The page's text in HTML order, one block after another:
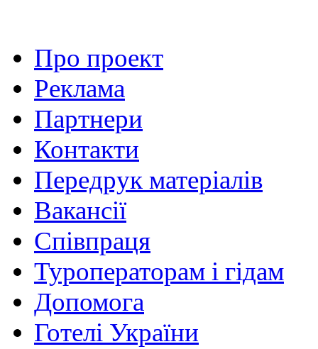
Про проект
Реклама
Партнери
Контакти
Передрук матеріалів
Вакансії
Співпраця
Туроператорам і гідам
Допомога
Готелі України